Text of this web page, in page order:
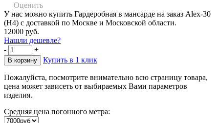
Оценить
У нас можно купить Гардеробная в мансарде на заказ Alex-30
(Н4) с доставкой по Москве и Московской области.
12000 руб.
Нашли дешевле?
-
+
Купить в 1 клик
Пожалуйста, посмотрите внимательно всю страницу товара,
цена может зависеть от выбираемых Вами параметров
изделия.
Средняя цена погонного метра: